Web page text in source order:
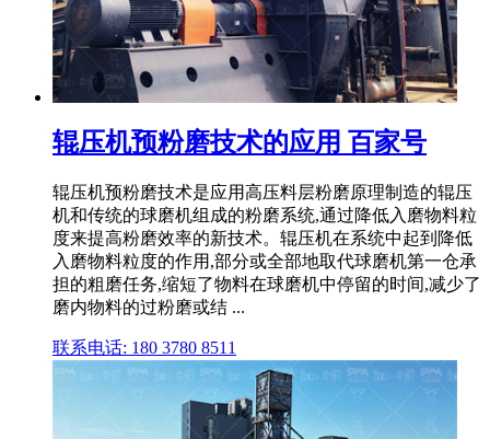
辊压机预粉磨技术的应用 百家号
辊压机预粉磨技术是应用高压料层粉磨原理制造的辊压
机和传统的球磨机组成的粉磨系统,通过降低入磨物料粒
度来提高粉磨效率的新技术。辊压机在系统中起到降低
入磨物料粒度的作用,部分或全部地取代球磨机第一仓承
担的粗磨任务,缩短了物料在球磨机中停留的时间,减少了
磨内物料的过粉磨或结 ...
联系电话: 180 3780 8511